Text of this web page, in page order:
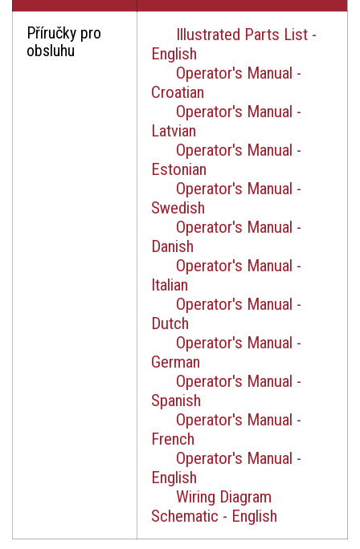
Příručky pro
obsluhu
Illustrated Parts List -
English
Operator's Manual -
Croatian
Operator's Manual -
Latvian
Operator's Manual -
Estonian
Operator's Manual -
Swedish
Operator's Manual -
Danish
Operator's Manual -
Italian
Operator's Manual -
Dutch
Operator's Manual -
German
Operator's Manual -
Spanish
Operator's Manual -
French
Operator's Manual -
English
Wiring Diagram
Schematic - English